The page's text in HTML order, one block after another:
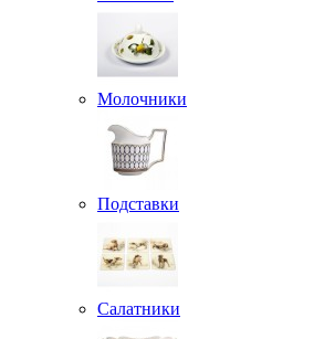
Молочники
Подставки
Салатники